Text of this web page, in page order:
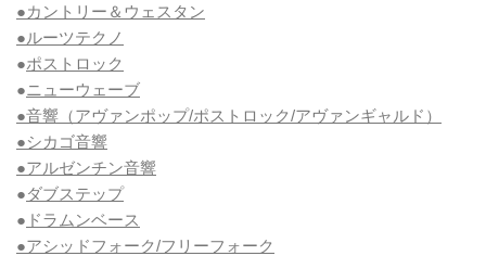
●カントリー＆ウェスタン
●ルーツテクノ
●ポストロック
●ニューウェーブ
●音響（アヴァンポップ/ポストロック/アヴァンギャルド）
●シカゴ音響
●アルゼンチン音響
●ダブステップ
● ドラムンベース
●アシッドフォーク/フリーフォーク